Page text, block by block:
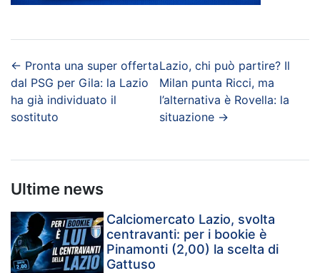
← Pronta una super offerta
dal PSG per Gila: la Lazio
ha già individuato il
sostituto
Lazio, chi può partire? Il
Milan punta Ricci, ma
l’alternativa è Rovella: la
situazione→
Ultime news
Calciomercato Lazio, svolta
centravanti: per i bookie è
Pinamonti (2,00) la scelta di
Gattuso